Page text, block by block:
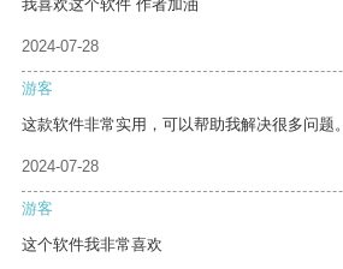
我喜欢这个软件 作者加油
2024-07-28
游客
这款软件非常实用，可以帮助我解决很多问题。
2024-07-28
游客
这个软件我非常喜欢